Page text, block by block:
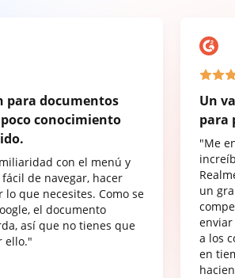
para documentos
conocimiento
con el menú y
de navegar, hacer
lo que necesites. Como se
el documento
así que no tienes que
ello."
Un
para
"Me
un
a los
en